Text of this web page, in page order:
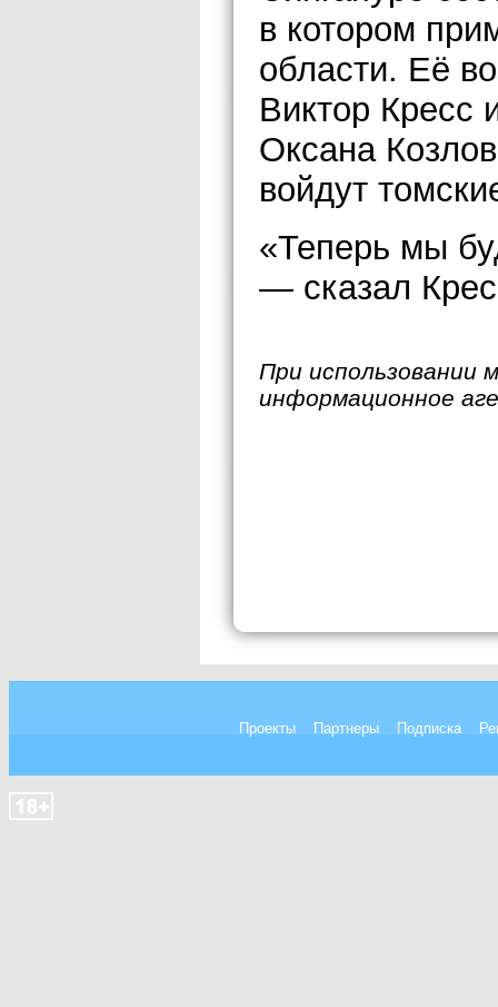
в котором
области. Её
Виктор Кресс
Оксана
войдут
«Теперь мы
— сказал
При использовании
информационное
Проекты Партнеры Подписка